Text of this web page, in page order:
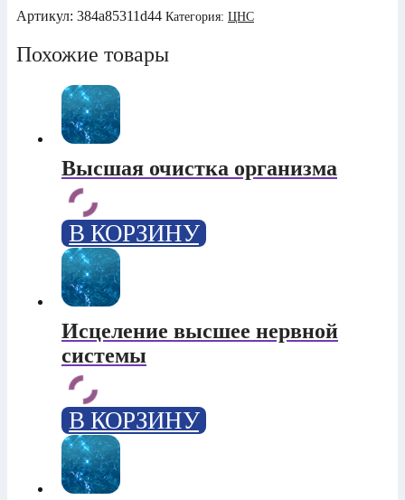
Артикул: 384a85311d44 Категория: ЦНС
Похожие товары
Высшая очистка организма
В КОРЗИНУ
Исцеление высшее нервной
системы
В КОРЗИНУ